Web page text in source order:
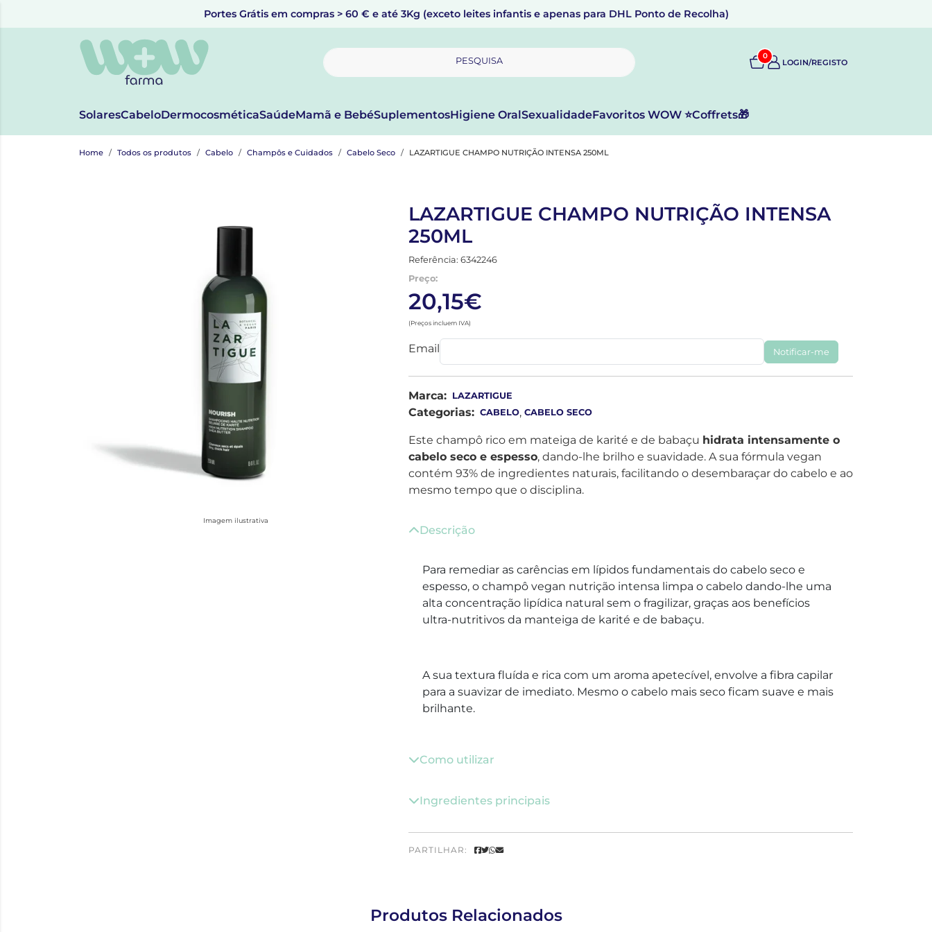
Portes Grátis em compras > 60 € e até 3Kg (exceto leites infantis e apenas para DHL Ponto de Recolha)
PESQUISA 0
LOGIN/REGISTO
SolaresCabeloDermocosméticaSaúdeMamã e BebéSuplementosHigiene OralSexualidadeFavoritos WOW ⭐Coffrets🎁
Home Todos os produtos Cabelo Champôs e Cuidados Cabelo Seco LAZARTIGUE CHAMPO NUTRIÇÃO INTENSA 250ML
Imagem ilustrativa
LAZARTIGUE CHAMPO NUTRIÇÃO INTENSA
250ML
Referência: 6342246
Preço:
20,15€
(Preços incluem IVA)
Email Notificar-me
Marca: LAZARTIGUE
Categorias: CABELO, CABELO SECO
Este champô rico em mateiga de karité e de babaçu hidrata intensamente o
cabelo seco e espesso, dando-lhe brilho e suavidade. A sua fórmula vegan
contém 93% de ingredientes naturais, facilitando o desembaraçar do cabelo e ao
mesmo tempo que o disciplina.
Descrição
Para remediar as carências em lípidos fundamentais do cabelo seco e
espesso, o champô vegan nutrição intensa limpa o cabelo dando-lhe uma
alta concentração lipídica natural sem o fragilizar, graças aos benefícios
ultra-nutritivos da manteiga de karité e de babaçu.
A sua textura fluída e rica com um aroma apetecível, envolve a fibra capilar
para a suavizar de imediato. Mesmo o cabelo mais seco ficam suave e mais
brilhante.
Como utilizar
Ingredientes principais
PARTILHAR:
Produtos Relacionados